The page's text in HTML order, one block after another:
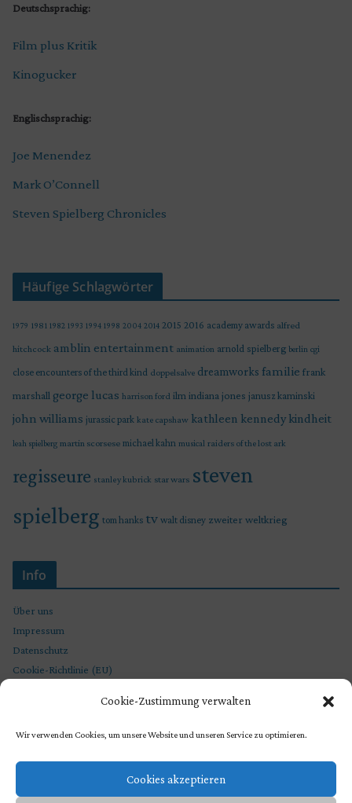
Cookie-Zustimmung verwalten
Wir verwenden Cookies, um unsere Website und unseren Service zu optimieren.
Cookies akzeptieren
Deutschsprachig:
Film plus Kritik
Kinogucker
Englischsprachig:
Joe Menendez
Mark O’Connell
Steven Spielberg Chronicles
Häufige Schlagwörter
1979 1981 1982 1993 1994 1998 2004 2014 2015 2016 academy awards alfred
hitchcock amblin entertainment animation arnold spielberg berlin cgi
close encounters of the third kind doppelsalve dreamworks familie frank
marshall george lucas harrison ford ilm indiana jones janusz kaminski
john williams jurassic park kate capshaw kathleen kennedy kindheit
leah spielberg martin scorsese michael kahn musical raiders of the lost ark
regisseure stanley kubrick star wars steven
spielberg tom hanks tv walt disney zweiter weltkrieg
Info
Über uns
Impressum
Datenschutz
Cookie-Richtlinie (EU)